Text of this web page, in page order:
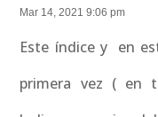
Mar 14, 2021 9:06 pm
Este índice y en
primera vez ( en